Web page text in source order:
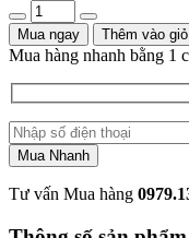
Mua ngay Thêm vào
Mua hàng nhanh bằng 1
Tư vấn Mua hàng